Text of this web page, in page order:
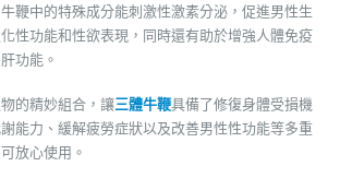
鞭中的特殊成分能刺激性激素分泌，促進男性生
性功能和性欲表現，同時還有助於增強人體免疫
功能。
的精妙組合，讓三體牛鞭具備了修復身體受損機
能力、緩解疲勞症狀以及改善男性性功能等多重
放心使用。